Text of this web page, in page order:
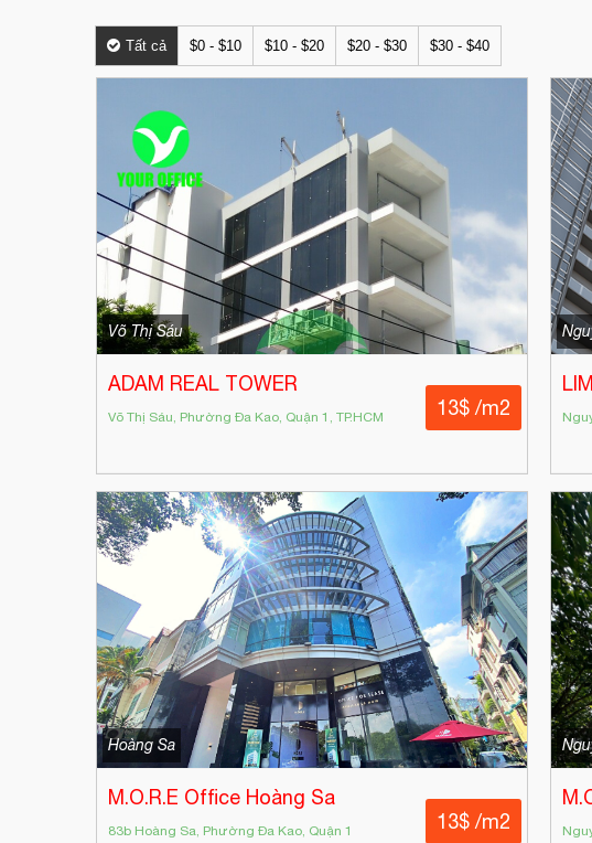
Tất cả $0 - $10 $10 - $20 $20 - $30 $30 - $40
Võ Thị Sáu
ADAM REAL TOWER
Võ Thị Sáu, Phường Đa Kao, Quận 1, TP.HCM 13$ /m2
Hoàng Sa
M.O.R.E Office Hoàng Sa
83b Hoàng Sa, Phường Đa Kao, Quận 1 13$ /m2